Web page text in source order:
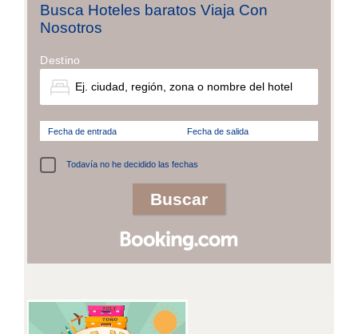
Busca Hoteles baratos Viaja Con
Nosotros
Destino
Fecha de entrada Fecha de salida
Todavía no he decidido las fechas